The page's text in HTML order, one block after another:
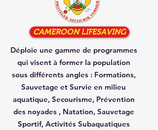
CAMEROON LIFESAVING
Déploie une gamme de programmes
qui visent à former la population
sous différents angles :Formations,
Sauvetage et Survie en milieu
aquatique, Secourisme, Prévention
des noyades , Natation, Sauvetage
Sportif, Activités Subaquatiques